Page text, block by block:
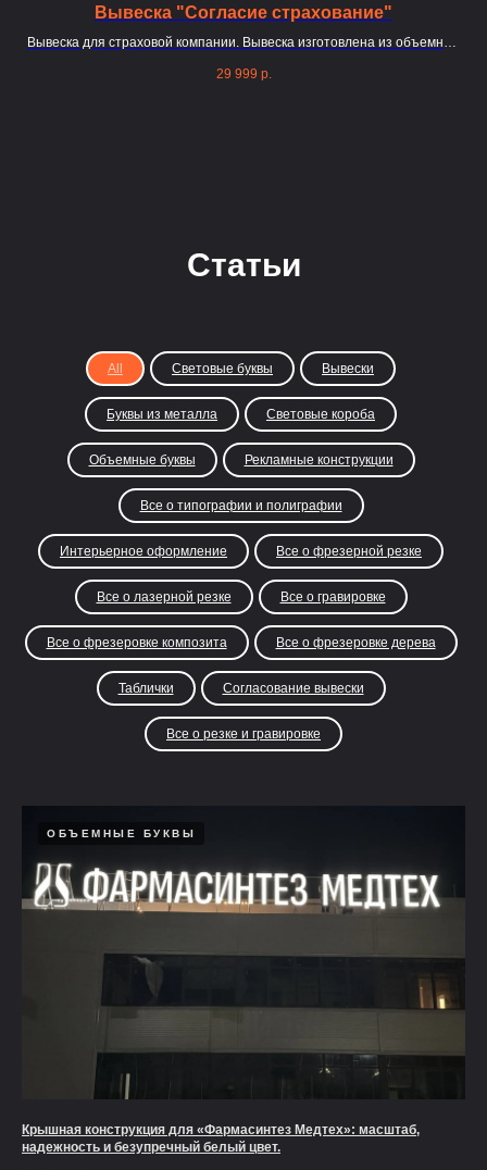
Вывеска "Согласие страхование"
Вывеска для страховой компании. Вывеска изготовлена из объемных
29 999 р.
Статьи
All Световые буквы Вывески
Буквы из металла Световые короба
Объемные буквы Рекламные конструкции
Все о типографии и полиграфии
Интерьерное оформление Все о фрезерной резке
Все о лазерной резке Все о гравировке
Все о фрезеровке композита Все о фрезеровке дерева
Таблички Согласование вывески
Все о резке и гравировке
ОБЪЕМНЫЕ БУКВЫ
Крышная конструкция для «Фармасинтез Медтех»: масштаб,
надежность и безупречный белый цвет.